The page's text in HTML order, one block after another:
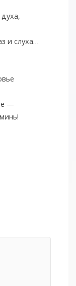
и слуха…
—